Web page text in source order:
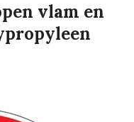
vlam en